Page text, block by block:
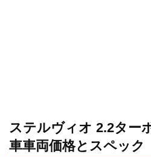
ステルヴィオ 2.2ター
車車両価格とスペック